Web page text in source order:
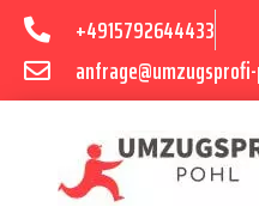
+4915792644433